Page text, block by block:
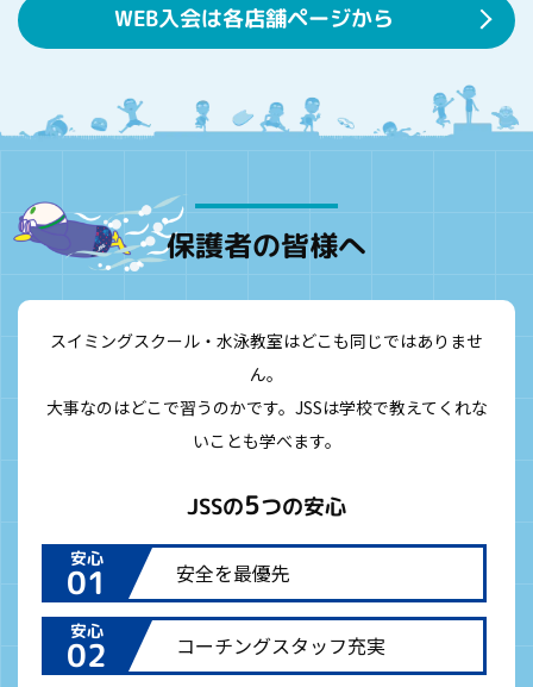
WEB入会は各店舗ページから
保護者の皆様へ
スイミングスクール・水泳教室はどこも同じではありませ
ん。
大事なのはどこで習うのかです。JSSは学校で教えてくれな
いことも学べます。
JSSの5つの安心
安心
01 安全を最優先
安心
02 コーチングスタッフ充実